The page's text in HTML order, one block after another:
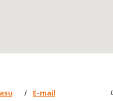
/ E-mail